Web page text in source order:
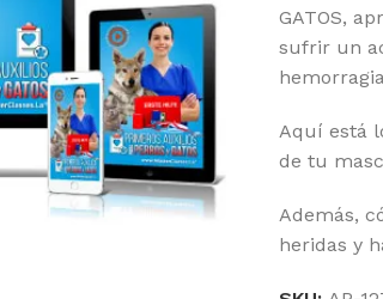
GATOS,
sufrir un
Aquí está
de tu
Además,
heridas y